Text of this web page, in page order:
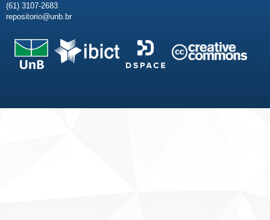
(61) 3107-2683
repositorio@unb.br